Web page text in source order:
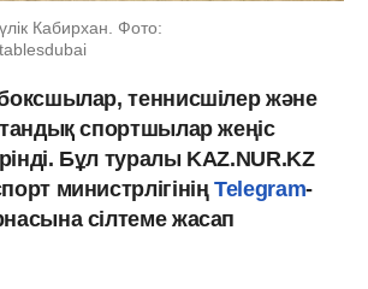
Кабирхан. Фото:
теннисшілер және
спортшылар жеңіс
Бұл туралы KAZ.NUR.KZ
министрлігініңTelegram-
сілтеме жасап